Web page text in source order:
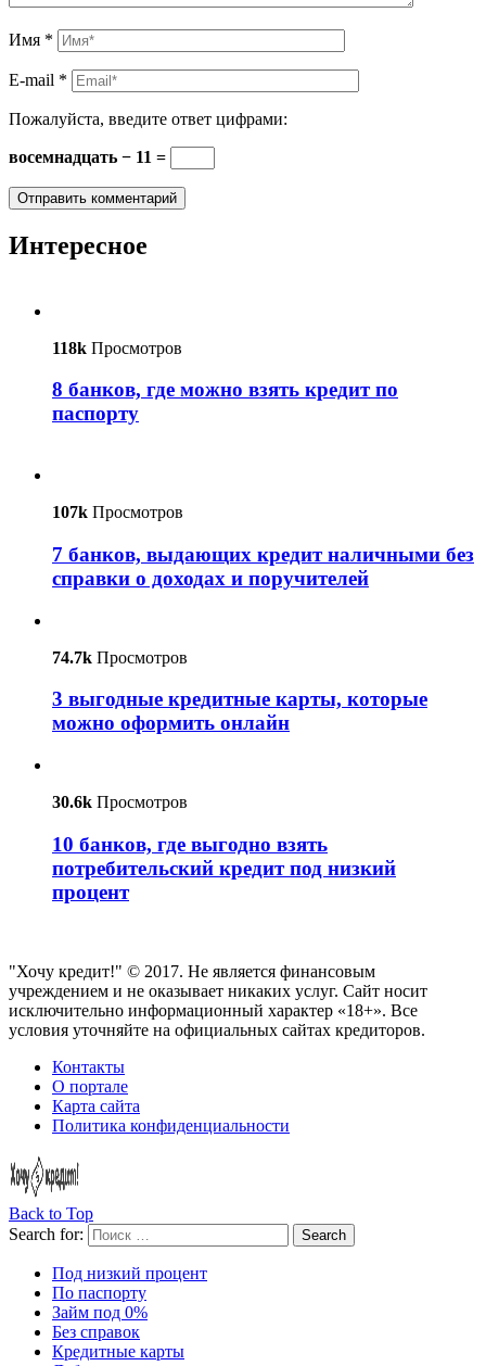
Имя *
E-mail *
Пожалуйста, введите ответ цифрами:
восемнадцать − 11 =
Интересное
118k Просмотров
8 банков, где можно взять кредит по
паспорту
107k Просмотров
7 банков, выдающих кредит наличными без
справки о доходах и поручителей
74.7k Просмотров
3 выгодные кредитные карты, которые
можно оформить онлайн
30.6k Просмотров
10 банков, где выгодно взять
потребительский кредит под низкий
процент
"Хочу кредит!" © 2017. Не является финансовым
учреждением и не оказывает никаких услуг. Сайт носит
исключительно информационный характер «18+». Все
условия уточняйте на официальных сайтах кредиторов.
Контакты
О портале
Карта сайта
Политика конфиденциальности
Back to Top
Search for:
Search
Под низкий процент
По паспорту
Займ под 0%
Без справок
Кредитные карты